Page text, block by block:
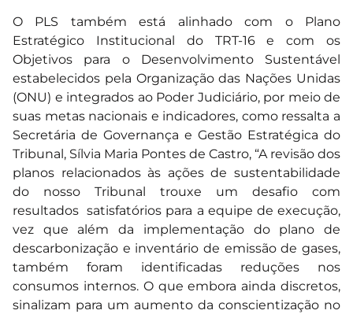
O PLS também está alinhado com o Plano
Estratégico Institucional do TRT-16 e com os
Objetivos para o Desenvolvimento Sustentável
estabelecidos pela Organização das Nações Unidas
(ONU) e integrados ao Poder Judiciário, por meio de
suas metas nacionais e indicadores, como ressalta a
Secretária de Governança e Gestão Estratégica do
Tribunal, Sílvia Maria Pontes de Castro, “A revisão dos
planos relacionados às ações de sustentabilidade
do nosso Tribunal trouxe um desafio com
resultados satisfatórios para a equipe de execução,
vez que além da implementação do plano de
descarbonização e inventário de emissão de gases,
também foram identificadas reduções nos
consumos internos. O que embora ainda discretos,
sinalizam para um aumento da conscientização no